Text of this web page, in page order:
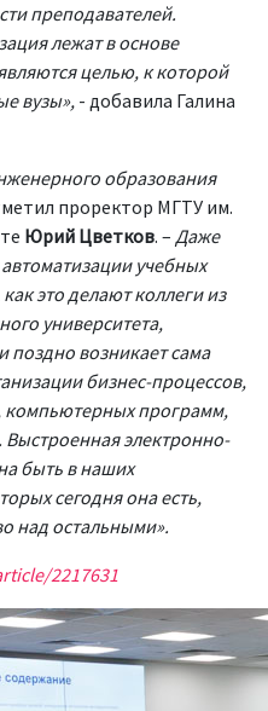
преподавателей.
лежат в основе
целью, к которой
вузы», - добавила Галина
образования
проректор МГТУ им.
Юрий Цветков. – Даже
учебных
это делают коллеги из
университета,
поздно возникает сама
бизнес-процессов,
компьютерных программ,
электронно-
быть в наших
сегодня она есть,
над остальными».
2217631